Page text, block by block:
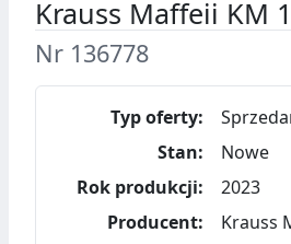
Krauss Maffeii KM
Nr 136778
Typ oferty:
Stan:
Nowe
Rok produkcji:
2023
Producent:
Krauss